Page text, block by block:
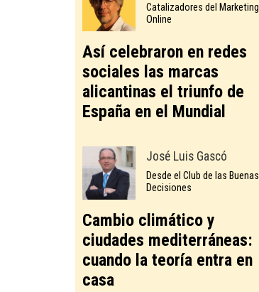
Catalizadores del Marketing
Online
Así celebraron en redes
sociales las marcas
alicantinas el triunfo de
España en el Mundial
José Luis Gascó
Desde el Club de las Buenas
Decisiones
Cambio climático y
ciudades mediterráneas:
cuando la teoría entra en
casa